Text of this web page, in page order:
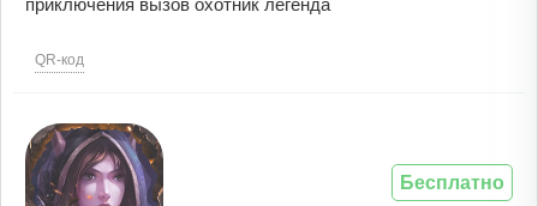
приключения вызов охотник легенда
QR-код
Бесплатно